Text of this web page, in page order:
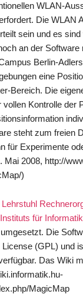
WLAN-
Die WLAN
sein und es
an der Software
Berlin-
eine
Bereich. Die
vollen Kontrolle der
steht zum freien
für Experimente
Mai 2008, http://
)
Lehrstuhl
Instituts für Informatik
umgesetzt. Die
(GPL) und
Das Wiki
MagicMap